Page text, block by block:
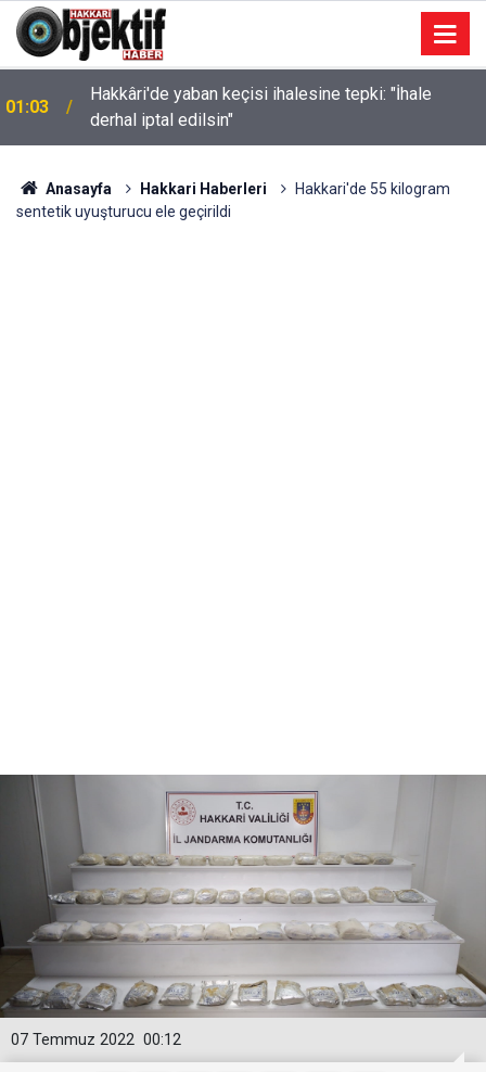
01:03
Hakkâri'de yaban keçisi ihalesine tepki: "İhale
derhal iptal edilsin"
00:58
14 yaşındaki Damlanur'un ölümünde Hakkâri'de de
operasyon: 7 gözaltı
Anasayfa Hakkari Haberleri
Hakkari'de 55 kilogram
sentetik uyuşturucu ele geçirildi
00:12
07 Temmuz 2022